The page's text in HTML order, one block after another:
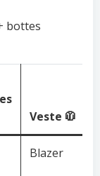
bottes
Veste 🧥
Blazer